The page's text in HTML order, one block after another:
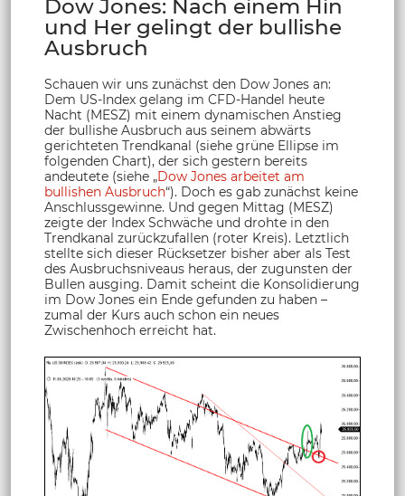
Dow Jones: Nach einem Hin
und Her gelingt der bullishe
Ausbruch
Schauen wir uns zunächst den Dow Jones an:
Dem US-Index gelang im CFD-Handel heute
Nacht (MESZ) mit einem dynamischen Anstieg
der bullishe Ausbruch aus seinem abwärts
gerichteten Trendkanal (siehe grüne Ellipse im
folgenden Chart), der sich gestern bereits
andeutete (siehe „Dow Jones arbeitet am
bullishen Ausbruch“). Doch es gab zunächst keine
Anschlussgewinne. Und gegen Mittag (MESZ)
zeigte der Index Schwäche und drohte in den
Trendkanal zurückzufallen (roter Kreis). Letztlich
stellte sich dieser Rücksetzer bisher aber als Test
des Ausbruchsniveaus heraus, der zugunsten der
Bullen ausging. Damit scheint die Konsolidierung
im Dow Jones ein Ende gefunden zu haben –
zumal der Kurs auch schon ein neues
Zwischenhoch erreicht hat.